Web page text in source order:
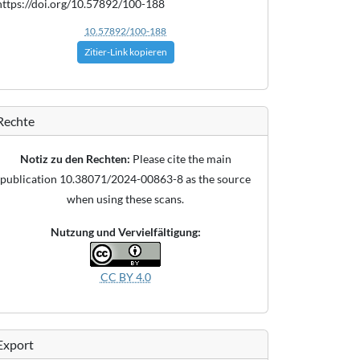
doi.org/10.57892/100-188
10.57892/100-188
Zitier-Link kopieren
Notiz zu den Rechten: Please cite the main
publication 10.38071/2024-00863-8 as the source
when using these scans.
Nutzung und Vervielfältigung:
CC BY 4.0